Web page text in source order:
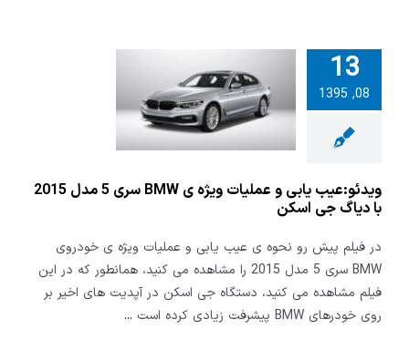
13
08, 1395
یابی و
عملیات ویژه ی BMW
جی اسکن
ویدئو:عیب یابی و عملیات ویژه ی BMW سری 5 مدل 2015
با دیاگ جی اسکن
در فیلم پیش رو نحوه ی عیب یابی و عملیات ویژه ی خودروی
BMW سری 5 مدل 2015 را مشاهده می کنید، همانطور که در این
فیلم مشاهده می کنید، دستگاه جی اسکن در آپدیت های اخیر بر
روی خودرهای BMW پیشرفت زیادی کرده است
...